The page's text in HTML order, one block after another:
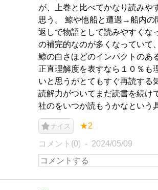
が、上巻と比べてかなり読みや
思う。 鯨や他船と遭遇→船内の
返しで物語として読みやすくな
の補完的なのが多くなっていて
鯨の白さほどのインパクトのあ
正直理解度を表すなら１０％も
いと思うがとてもすぐ再読する
読解力がついてまだ読書を続け
社のをいつか読もうかなという
ナイス ★2
コメント(0) 2024/05/09